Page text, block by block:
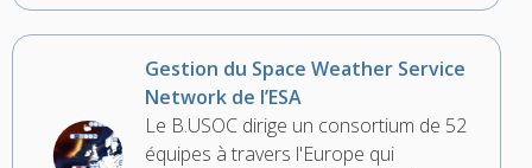
Gestion du Space Weather Service
Network de l’ESA
Le B.USOC dirige un consortium de 52
équipes à travers l'Europe qui